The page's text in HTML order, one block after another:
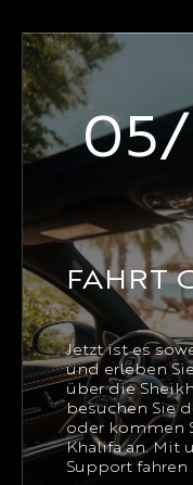
FAHRT
Jetzt ist es
und erleben
über die
besuchen Sie
oder kommen
Khalifa an. Mit
Support fahren